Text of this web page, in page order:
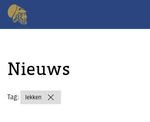
Nieuws
Tag: lekken